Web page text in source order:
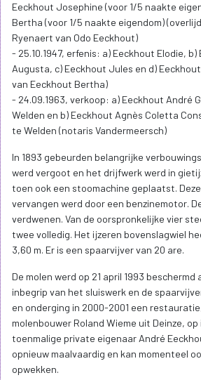
Eeckhout Josephine (voor 1/5 naakte
Bertha (voor 1/5 naakte eigendom)
Ryenaert van Odo Eeckhout)
- 25.10.1947, erfenis: a) Eeckhout Elodie, b)
Augusta, c) Eeckhout Jules en d)
van Eeckhout Bertha)
- 24.09.1963, verkoop: a) Eeckhout André
Welden en b) Eeckhout Agnès Coletta
te Welden (notaris Vandermeersch)
In 1893 gebeurden belangrijke
werd vergoot en het drijfwerk werd in
toen ook een stoomachine geplaatst. Deze
vervangen werd door een benzinemotor.
verdwenen. Van de oorspronkelijke vier
twee volledig. Het ijzeren bovenslagwiel
3,60 m. Er is een spaarvijver van 20 are.
De molen werd op 21 april 1993
inbegrip van het sluiswerk en de
en onderging in 2000-2001 een
molenbouwer Roland Wieme uit Deinze,
toenmalige private eigenaar André
opnieuw maalvaardig en kan momenteel
opwekken.